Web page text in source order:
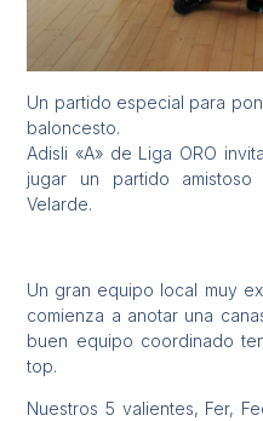
Un partido especial para
baloncesto.
Adisli «A» de Liga ORO
jugar un partido
Velarde.
Un gran equipo local muy
comienza a anotar una
buen equipo coordinado
top.
Nuestros 5 valientes, Fer,